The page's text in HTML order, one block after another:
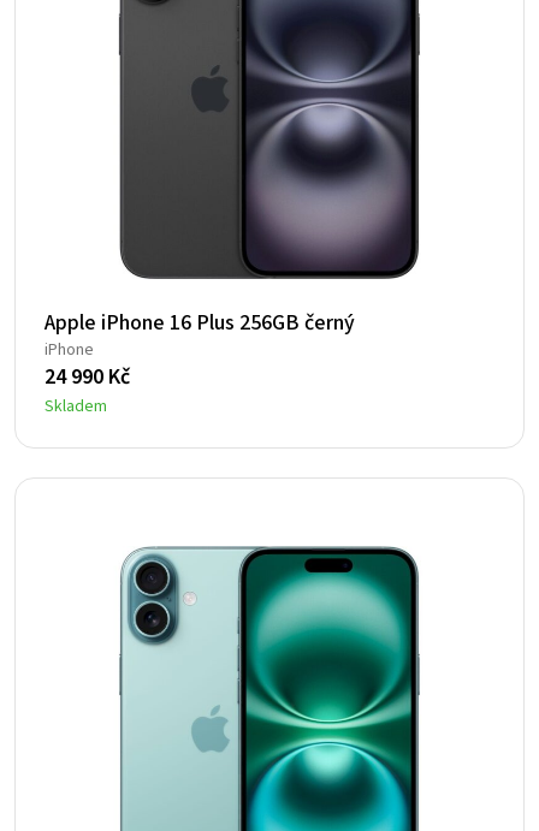
Apple iPhone 16 Plus 256GB černý
iPhone
24 990 Kč
Skladem